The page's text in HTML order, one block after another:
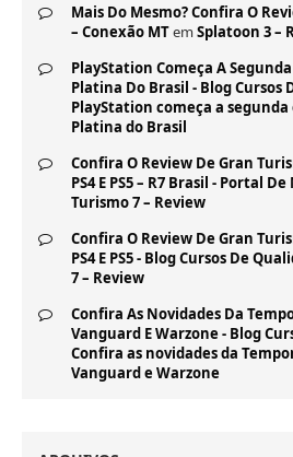
Mais Do Mesmo? Confira O
– Conexão MTem Splatoon 3 –
PlayStation Começa A
Platina Do Brasil - Blog Cursos
PlayStation começa a
Platina do Brasil
Confira O Review De Gran
PS4 E PS5 – R7 Brasil - Portal
Turismo 7 – Review
Confira O Review De Gran
PS4 E PS5 - Blog Cursos De
7 – Review
Confira As Novidades Da
Vanguard E Warzone - Blog
Confira as novidades da
Vanguard e Warzone